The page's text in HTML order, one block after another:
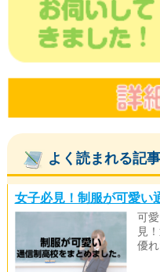
よく読まれる記事
女子必見！制服が可愛い
可
見
優